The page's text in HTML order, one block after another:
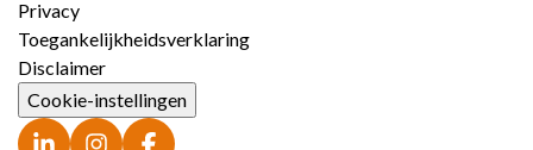
Privacy
Toegankelijkheidsverklaring
Disclaimer
Cookie-instellingen